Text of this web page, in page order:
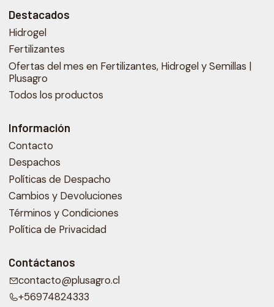
Destacados
Hidrogel
Fertilizantes
Ofertas del mes en Fertilizantes, Hidrogel y Semillas |
Plusagro
Todos los productos
Información
Contacto
Despachos
Políticas de Despacho
Cambios y Devoluciones
Términos y Condiciones
Política de Privacidad
Contáctanos
contacto@plusagro.cl
+56974824333